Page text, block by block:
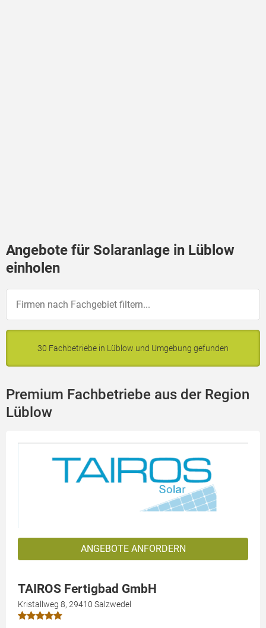
Angebote für Solaranlage in Lüblow
einholen
30 Fachbetriebe in Lüblow und Umgebung gefunden
Premium Fachbetriebe aus der Region
Lüblow
ANGEBOTE ANFORDERN
TAIROS Fertigbad GmbH
Kristallweg 8, 29410 Salzwedel